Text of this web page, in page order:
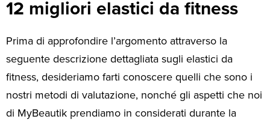
12 migliori elastici da fitness
Prima di approfondire l’argomento attraverso la
seguente descrizione dettagliata sugli elastici da
fitness, desideriamo farti conoscere quelli che sono i
nostri metodi di valutazione, nonché gli aspetti che noi
di MyBeautik prendiamo in considerati durante la